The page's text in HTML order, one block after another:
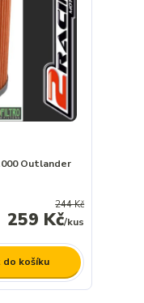
Outlander
244 Kč
259 Kč/kus
do košíku